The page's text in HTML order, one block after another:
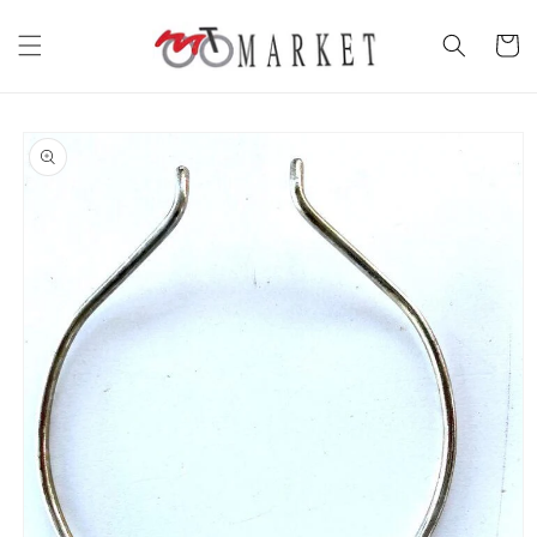
ai contenuti
Carrello
informazioni
sul prodotto